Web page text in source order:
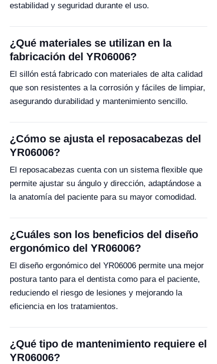
estabilidad y seguridad durante el uso.
¿Qué materiales se utilizan en la
fabricación del YR06006?
El sillón está fabricado con materiales de alta calidad
que son resistentes a la corrosión y fáciles de limpiar,
asegurando durabilidad y mantenimiento sencillo.
¿Cómo se ajusta el reposacabezas del
YR06006?
El reposacabezas cuenta con un sistema flexible que
permite ajustar su ángulo y dirección, adaptándose a
la anatomía del paciente para su mayor comodidad.
¿Cuáles son los beneficios del diseño
ergonómico del YR06006?
El diseño ergonómico del YR06006 permite una mejor
postura tanto para el dentista como para el paciente,
reduciendo el riesgo de lesiones y mejorando la
eficiencia en los tratamientos.
¿Qué tipo de mantenimiento requiere el
YR06006?